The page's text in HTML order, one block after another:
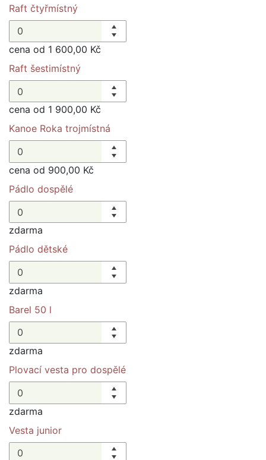
Raft čtyřmístný
cena od 1 600,00 Kč
Raft šestimístný
cena od 1 900,00 Kč
Kanoe Roka trojmístná
cena od 900,00 Kč
Pádlo dospělé
zdarma
Pádlo dětské
zdarma
Barel 50 l
zdarma
Plovací vesta pro dospělé
zdarma
Vesta junior